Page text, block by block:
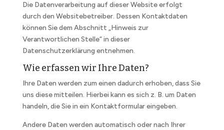
Die Datenverarbeitung auf dieser Website erfolgt
durch den Websitebetreiber. Dessen Kontaktdaten
können Sie dem Abschnitt „Hinweis zur
Verantwortlichen Stelle“ in dieser
Datenschutzerklärung entnehmen.
Wie erfassen wir Ihre Daten?
Ihre Daten werden zum einen dadurch erhoben, dass Sie
uns diese mitteilen. Hierbei kann es sich z. B. um Daten
handeln, die Sie in ein Kontaktformular eingeben.
Andere Daten werden automatisch oder nach Ihrer